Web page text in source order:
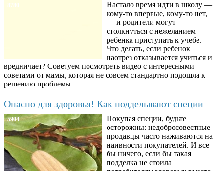
8780
Настало время идти в школу —
кому-то впервые, кому-то нет,
— и родители могут
столкнуться с нежеланием
ребенка приступать к учебе.
Что делать, если ребенок
наотрез отказывается учиться и
вредничает? Советуем посмотреть видео с интересными
советами от мамы, которая не совсем стандартно подошла к
решению проблемы.
Опасно для здоровья! Как подделывают специи
5904
Покупая специи, будьте
осторожны: недобросовестные
продавцы часто наживаются на
наивности покупателей. И все
бы ничего, если бы такая
подделка не стоила